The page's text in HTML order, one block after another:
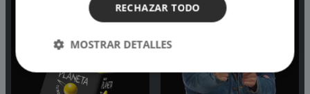
RECHAZAR TODO
MOSTRAR DETALLES